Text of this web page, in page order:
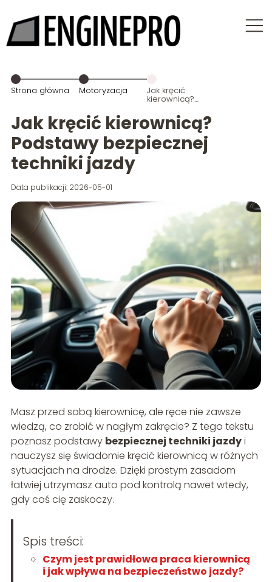
Strona główna Motoryzacja Jak kręcić
kierownicą?
bezpiecznej
techniki jazdy
Jak kręcić kierownicą?
Podstawy bezpiecznej
techniki jazdy
Data publikacji: 2026-05-01
Masz przed sobą kierownicę, ale ręce nie zawsze
wiedzą, co zrobić w nagłym zakręcie? Z tego tekstu
poznasz podstawy bezpiecznej techniki jazdyi
nauczysz się świadomie kręcić kierownicą w różnych
sytuacjach na drodze. Dzięki prostym zasadom
łatwiej utrzymasz auto pod kontrolą nawet wtedy,
gdy coś cię zaskoczy.
Spis treści:
Czym jest prawidłowa praca kierownicą
i jak wpływa na bezpieczeństwo jazdy?